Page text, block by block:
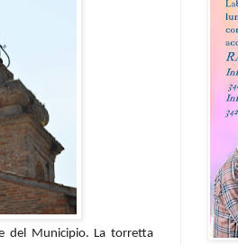
del Municipio. La torretta